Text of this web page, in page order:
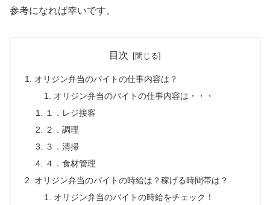
参考になれば幸いです。
目次
オリジン弁当のバイトの仕事内容は？
オリジン弁当のバイトの仕事内容は・・・
１．レジ接客
２．調理
３．清掃
４．食材管理
オリジン弁当のバイトの時給は？稼げる時間帯は？
オリジン弁当のバイトの時給をチェック！